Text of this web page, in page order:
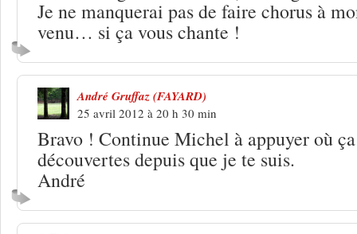
Je ne manquerai pas de faire chorus à
venu… si ça vous chante !
André Gruffaz (FAYARD)
25 avril 2012 à 20 h 30 min
Bravo ! Continue Michel à appuyer où
découvertes depuis que je te suis.
André